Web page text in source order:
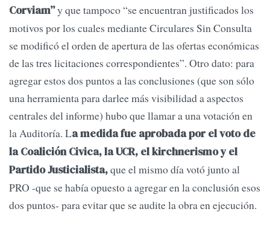
Corviam”y que tampoco “se encuentran justificados los
motivos por los cuales mediante Circulares Sin Consulta
se modificó el orden de apertura de las ofertas económicas
de las tres licitaciones correspondientes”. Otro dato: para
agregar estos dos puntos a las conclusiones (que son sólo
una herramienta para darlee más visibilidad a aspectos
centrales del informe) hubo que llamar a una votación en
la Auditoría. La medida fue aprobada por el voto de
la Coalición Civica, la UCR, el kirchnerismo y el
Partido Justicialista,que el mismo día votó junto al
PRO -que se había opuesto a agregar en la conclusión esos
dos puntos- para evitar que se audite la obra en ejecución.